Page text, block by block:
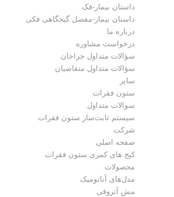
داستان بیمار-فک
داستان بیمار-مفصل گیجگاهی فکی
درباره ما
درخواست مشاوره
سؤالات متداول جراحان
سؤالات متداول متقاضیان
سایر
ستون فقرات
سوالات متداول
سیستم ثابت‌ساز ستون فقرات
شرکت
صفحه اصلی
کیج های کمری ستون فقرات
محصولات
مدل‌های آناتومیک
مش آتروفی